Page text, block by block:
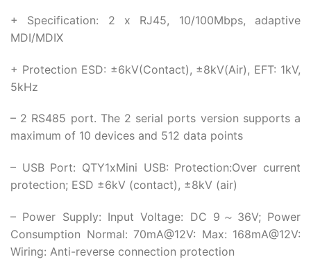
+ Specification: 2 x RJ45, 10/100Mbps, adaptive
MDI/MDIX
+ Protection ESD: ±6kV(Contact), ±8kV(Air), EFT: 1kV,
5kHz
– 2 RS485 port. The 2 serial ports version supports a
maximum of 10 devices and 512 data points
– USB Port: QTY1xMini USB: Protection:Over current
protection; ESD ±6kV (contact), ±8kV (air)
– Power Supply: Input Voltage: DC 9～36V; Power
Consumption Normal: 70mA@12V: Max: 168mA@12V:
Wiring: Anti-reverse connection protection